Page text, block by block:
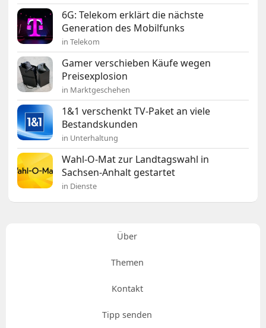
6G: Telekom erklärt die nächste
Generation des Mobilfunks
in Telekom
Gamer verschieben Käufe wegen
Preisexplosion
in Marktgeschehen
1&1 verschenkt TV-Paket an viele
Bestandskunden
in Unterhaltung
Wahl-O-Mat zur Landtagswahl in
Sachsen-Anhalt gestartet
in Dienste
Über
Themen
Kontakt
Tipp senden